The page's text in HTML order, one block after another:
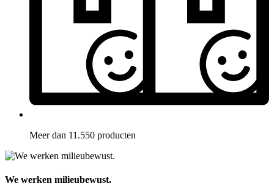
Meer dan 11.550 producten
We werken milieubewust.